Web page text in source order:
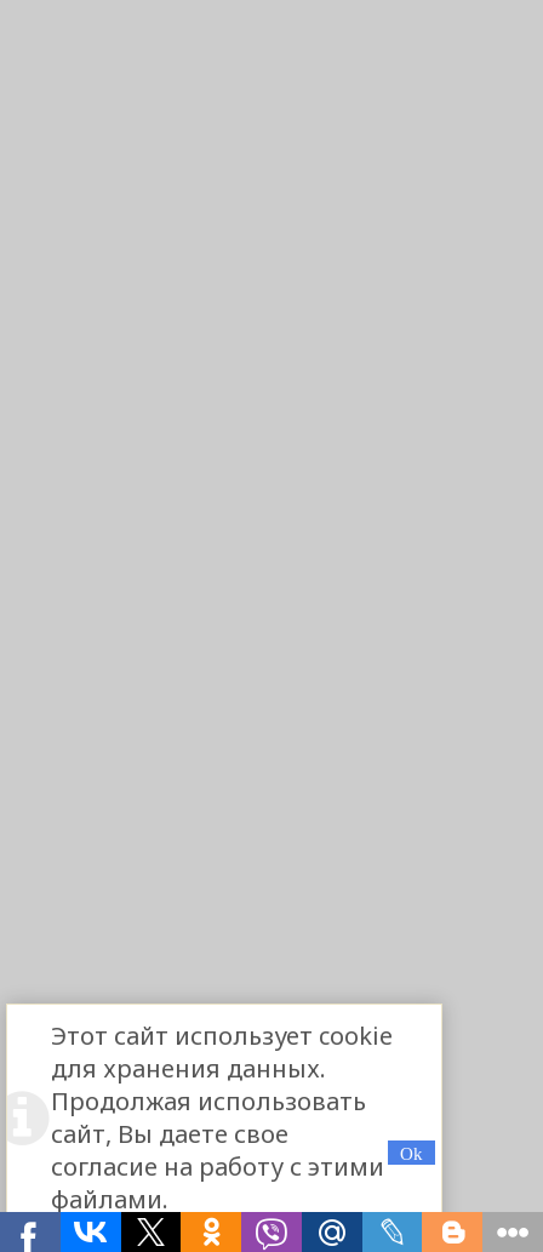
Этот сайт использует cookie
для хранения данных.
Продолжая использовать
сайт, Вы даете свое
согласие на работу с этими
файлами.